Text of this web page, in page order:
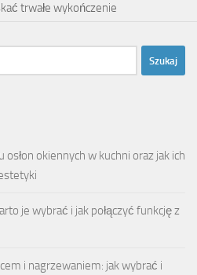
trwałe wykończenie
okiennych w kuchni oraz jak ich
je wybrać i jak połączyć funkcję z
i nagrzewaniem: jak wybrać i